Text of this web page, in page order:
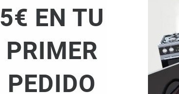
5€ EN TU
PRIMER
PEDIDO